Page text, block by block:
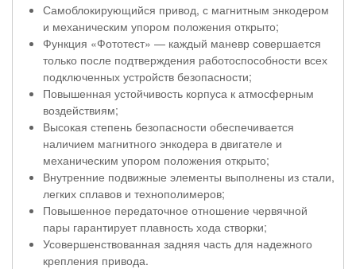
Самоблокирующийся привод, с магнитным энкодером
и механическим упором положения открыто;
Функция «Фототест» — каждый маневр совершается
только после подтверждения работоспособности всех
подключенных устройств безопасности;
Повышенная устойчивость корпуса к атмосферным
воздействиям;
Высокая степень безопасности обеспечивается
наличием магнитного энкодера в двигателе и
механическим упором положения открыто;
Внутренние подвижные элементы выполнены из стали,
легких сплавов и технополимеров;
Повышенное передаточное отношение червячной
пары гарантирует плавность хода створки;
Усовершенствованная задняя часть для надежного
крепления привода.